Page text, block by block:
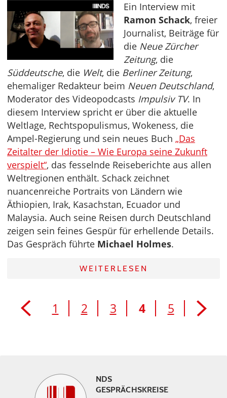
Ein Interview mit
Ramon Schack, freier
Journalist, Beiträge für
die Neue Zürcher
Zeitung, die
Süddeutsche, die Welt, die Berliner Zeitung,
ehemaliger Redakteur beim Neuen Deutschland,
Moderator des Videopodcasts Impulsiv TV. In
diesem Interview spricht er über die aktuelle
Weltlage, Rechtspopulismus, Wokeness, die
Ampel-Regierung und sein neues Buch „Das
Zeitalter der Idiotie – Wie Europa seine Zukunft
verspielt“, das fesselnde Reiseberichte aus allen
Weltregionen enthält. Schack zeichnet
nuancenreiche Portraits von Ländern wie
Äthiopien, Irak, Kasachstan, Ecuador und
Malaysia. Auch seine Reisen durch Deutschland
zeigen sein feines Gespür für erhellende Details.
Das Gespräch führte Michael Holmes.
WEITERLESEN
1 2 3 4 5
NDS
GESPRÄCHSKREISE